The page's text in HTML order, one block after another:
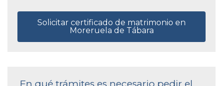
Solicitar certificado de matrimonio en
Moreruela de Tábara